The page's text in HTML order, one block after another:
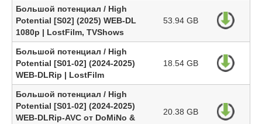
Большой потенциал / High
Potential [S02] (2025) WEB-DL
1080р | LostFilm, TVShows
53.94 GB
Большой потенциал / High
Potential [S01-02] (2024-2025)
WEB-DLRip | LostFilm
18.54 GB
Большой потенциал / High
Potential [S01-02] (2024-2025)
WEB-DLRip-AVC от DoMiNo &
20.38 GB